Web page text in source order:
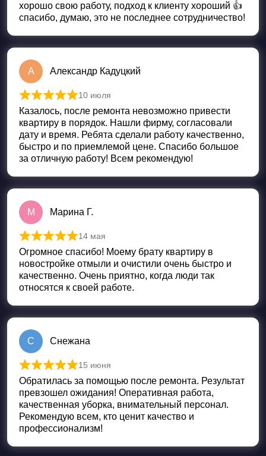
хорошо свою работу, подход к клиенту хороший 👍
спасибо, думаю, это не последнее сотрудничество!
А Александр Кадуцкий
Оценка
10 июля
Казалось, после ремонта невозможно привести
квартиру в порядок. Нашли фирму, согласовали
дату и время. Ребята сделали работу качественно,
быстро и по приемлемой цене. Спасибо большое
за отличную работу! Всем рекомендую!
М Марина Г.
Оценка
14 мая
Огромное спасибо! Моему брату квартиру в
новостройке отмыли и очистили очень быстро и
качественно. Очень приятно, когда люди так
относятся к своей работе.
С Снежана
Оценка
15 июня
Обратилась за помощью после ремонта. Результат
превзошел ожидания! Оперативная работа,
качественная уборка, внимательный персонал.
Рекомендую всем, кто ценит качество и
профессионализм!